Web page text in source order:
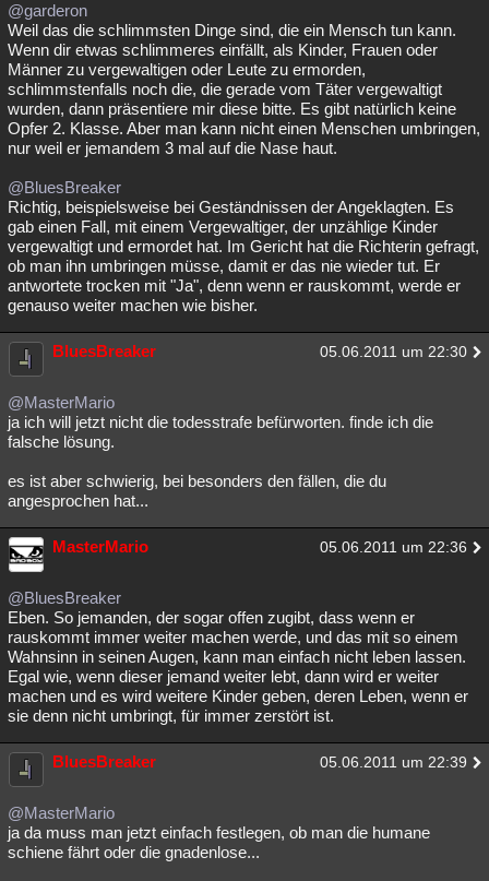
@garderon
Weil das die schlimmsten Dinge sind, die ein Mensch tun kann.
Wenn dir etwas schlimmeres einfällt, als Kinder, Frauen oder
Männer zu vergewaltigen oder Leute zu ermorden,
schlimmstenfalls noch die, die gerade vom Täter vergewaltigt
wurden, dann präsentiere mir diese bitte. Es gibt natürlich keine
Opfer 2. Klasse. Aber man kann nicht einen Menschen umbringen,
nur weil er jemandem 3 mal auf die Nase haut.
@BluesBreaker
Richtig, beispielsweise bei Geständnissen der Angeklagten. Es
gab einen Fall, mit einem Vergewaltiger, der unzählige Kinder
vergewaltigt und ermordet hat. Im Gericht hat die Richterin gefragt,
ob man ihn umbringen müsse, damit er das nie wieder tut. Er
antwortete trocken mit "Ja", denn wenn er rauskommt, werde er
genauso weiter machen wie bisher.
BluesBreaker 05.06.2011 um 22:30
@MasterMario
ja ich will jetzt nicht die todesstrafe befürworten. finde ich die
falsche lösung.
es ist aber schwierig, bei besonders den fällen, die du
angesprochen hat...
MasterMario 05.06.2011 um 22:36
@BluesBreaker
Eben. So jemanden, der sogar offen zugibt, dass wenn er
rauskommt immer weiter machen werde, und das mit so einem
Wahnsinn in seinen Augen, kann man einfach nicht leben lassen.
Egal wie, wenn dieser jemand weiter lebt, dann wird er weiter
machen und es wird weitere Kinder geben, deren Leben, wenn er
sie denn nicht umbringt, für immer zerstört ist.
BluesBreaker 05.06.2011 um 22:39
@MasterMario
ja da muss man jetzt einfach festlegen, ob man die humane
schiene fährt oder die gnadenlose...